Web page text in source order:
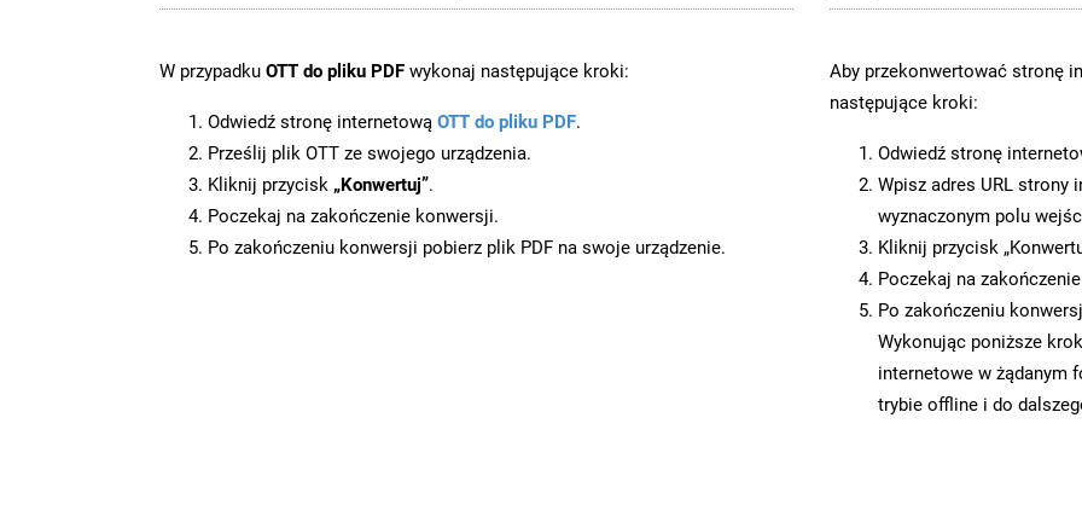
W przypadku OTT do pliku PDF wykonaj następujące kroki:
Odwiedź stronę internetową OTT do pliku PDF.
Prześlij plik OTT ze swojego urządzenia.
Kliknij przycisk „Konwertuj”.
Poczekaj na zakończenie konwersji.
Po zakończeniu konwersji pobierz plik PDF na swoje urządzenie.
Aby przekonwertować stronę
następujące kroki:
Odwiedź stronę
Wpisz adres URL strony
wyznaczonym polu
Kliknij przycisk
Poczekaj na
Po zakończeniu
Wykonując poniższe
internetowe w żądanym
trybie offline i do